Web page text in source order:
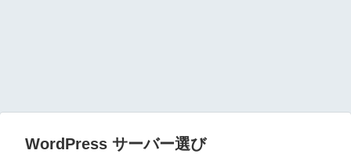
WordPress サーバー選び